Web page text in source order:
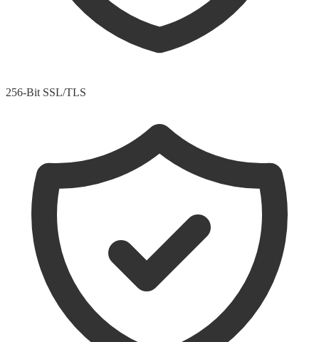
256-Bit SSL/TLS